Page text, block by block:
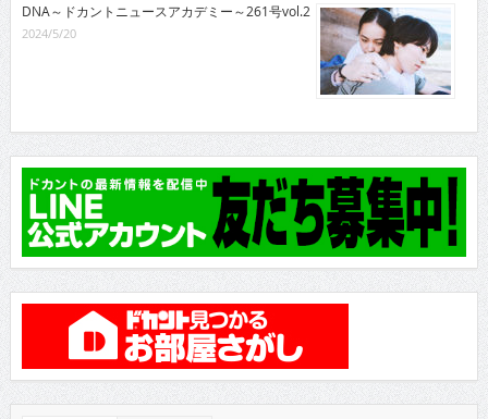
DNA～ドカントニュースアカデミー～261号vol.2
2024/5/20